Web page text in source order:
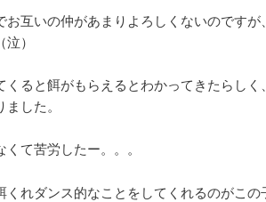
お互いの仲があまりよろしくないのですが
）
ると餌がもらえるとわかってきたらしく
した。
て苦労したー。。。
れダンス的なことをしてくれるのがこの